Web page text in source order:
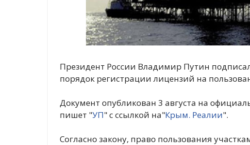
Президент России Владимир Путин
порядок регистрации лицензий на
Документ опубликован 3 августа на
пишет "УП" с ссылкой на"Крым. Реалии".
Согласно закону, право пользования